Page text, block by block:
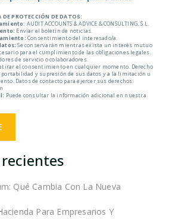
PROTECCIÓN DE DATOS:
AUDIT ACCOUNTS & ADVICE & CONSULTING, S.L.
Enviar el boletín de noticias.
Consentimiento del interesado/a.
Se conservarán mientras exista un interés mutuo
para el cumplimiento de las obligaciones legales.
de servicio o colaboradores.
el consentimiento en cualquier momento. Derecho
portabilidad y supresión de sus datos y a la limitación u
Datos de contacto para ejercer sus derechos:
Puede consultar la información adicional en nuestra
Qué Cambia Con La Nueva
Para Empresarios Y